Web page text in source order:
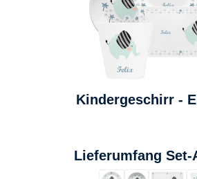
Kindergeschirr -
Lieferumfang Set-